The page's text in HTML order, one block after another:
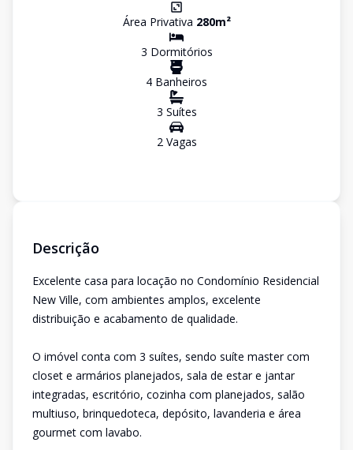
Área Privativa 280m²
3 Dormitórios
4 Banheiros
3 Suítes
2Vagas
Descrição
Excelente casa para locação no Condomínio Residencial
New Ville, com ambientes amplos, excelente
distribuição e acabamento de qualidade.
O imóvel conta com 3 suítes, sendo suíte master com
closet e armários planejados, sala de estar e jantar
integradas, escritório, cozinha com planejados, salão
multiuso, brinquedoteca, depósito, lavanderia e área
gourmet com lavabo.